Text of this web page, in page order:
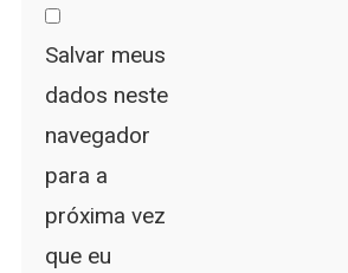
Salvar meus
dados neste
navegador
para a
próxima vez
que eu